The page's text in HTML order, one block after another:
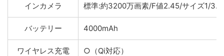
インカメラ 標準:約3200万画素/F値2.45/サイズ1/3.1
バッテリー 4000mAh
ワイヤレス充電 ○（Qi対応）